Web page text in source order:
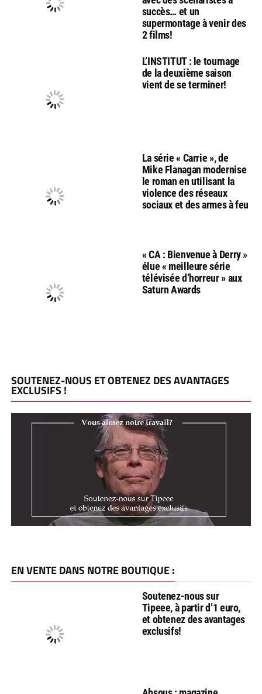
succès… et un
supermontage à venir des
2 films!
L’INSTITUT : le tournage
de la deuxième saison
vient de se terminer!
La série « Carrie », de
Mike Flanagan modernise
le roman en utilisant la
violence des réseaux
sociaux et des armes à feu
« CA : Bienvenue à Derry »
élue « meilleure série
télévisée d’horreur » aux
Saturn Awards
SOUTENEZ-NOUS ET OBTENEZ DES AVANTAGES
EXCLUSIFS !
EN VENTE DANS NOTRE BOUTIQUE :
Soutenez-nous sur
Tipeee, à partir d’1 euro,
et obtenez des avantages
exclusifs!